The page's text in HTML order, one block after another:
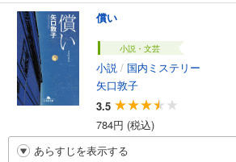
償い
小説・文芸
小説 / 国内ミステリー
矢口敦子
3.5
784円 (税込)
あらすじを表示する